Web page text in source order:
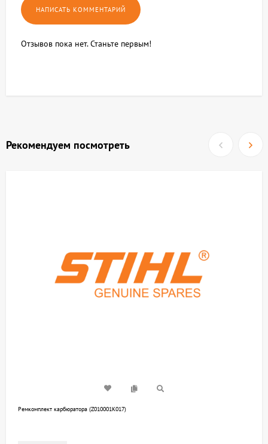
Отзывов пока нет. Станьте первым!
Рекомендуем посмотреть
Ремкомплект карбюратора (Z010001K017)